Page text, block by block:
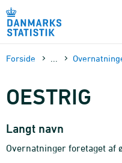
sidens
Forside
OESTRIG
Langt navn
Overnatninger foretaget af